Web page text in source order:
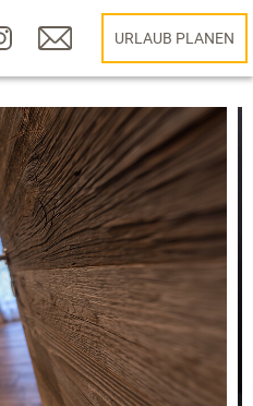
URLAUB PLANEN